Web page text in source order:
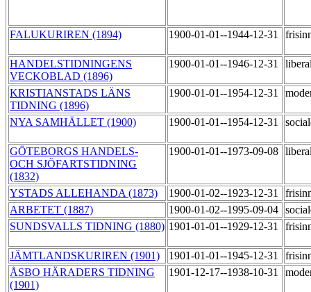
FALUKURIREN (1894) 1900-01-01--1944-12-31
HANDELSTIDNINGENS
VECKOBLAD (1896)
1900-01-01--1946-12-31
KRISTIANSTADS LÄNS
TIDNING (1896)
1900-01-01--1954-12-31
NYA SAMHÄLLET (1900) 1900-01-01--1954-12-31
GÖTEBORGS HANDELS-
OCH SJÖFARTSTIDNING
(1832)
1900-01-01--1973-09-08
YSTADS ALLEHANDA (1873) 1900-01-02--1923-12-31
ARBETET (1887)
1900-01-02--1995-09-04
SUNDSVALLS TIDNING (1880) 1901-01-01--1929-12-31
JÄMTLANDSKURIREN (1901) 1901-01-01--1945-12-31
ÅSBO HÄRADERS TIDNING
(1901)
1901-12-17--1938-10-31